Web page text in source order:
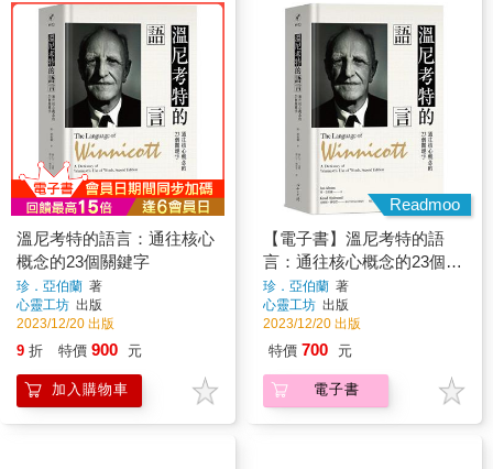
溫尼考特的語言：通往核心
概念的23個關鍵字
珍．亞伯蘭 著
心靈工坊 出版
2023/12/20 出版
9 折 特價 900 元
加入購物車
Readmoo
【電子書】溫尼考特的語
言：通往核心概念的23個關
鍵字
珍．亞伯蘭 著
心靈工坊 出版
2023/12/20 出版
特價 700 元
電子書